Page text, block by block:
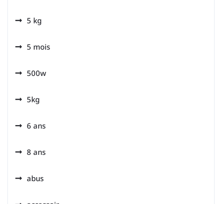
5 kg
5 mois
500w
5kg
6 ans
8 ans
abus